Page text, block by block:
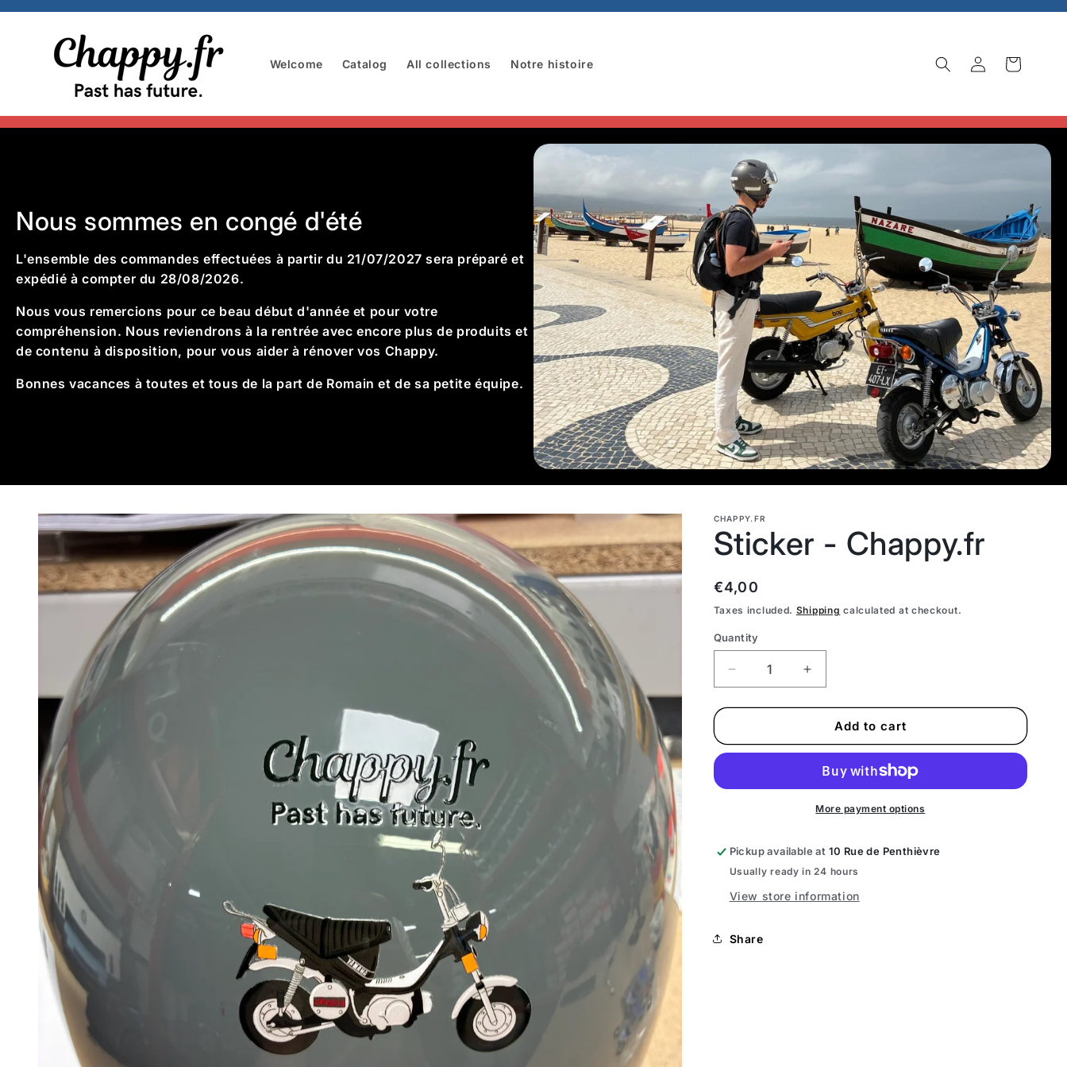
Skip to
Welcome Catalog All collections Notre histoire
Log
in
Cart
Nous sommes en congé d'été
L'ensemble des commandes effectuées à partir du 21/07/2027 sera préparé et
expédié à compter du 28/08/2026.
Nous vous remercions pour ce beau début d'année et pour votre
compréhension. Nous reviendrons à la rentrée avec encore plus de produits et
de contenu à disposition, pour vous aider à rénover vos Chappy.
Bonnes vacances à toutes et tous de la part de Romain et de sa petite équipe.
Skip to
product
CHAPPY.FR
Sticker - Chappy.fr
Regular
price
€4,00
Taxes included. Shipping calculated at checkout.
Quantity
Decrease
quantity
for
-
Increase
quantity
for
Sticker
-
Add to cart
More payment options
Pickup available at 10 Rue de Penthièvre
Usually ready in 24 hours
View store information
Share